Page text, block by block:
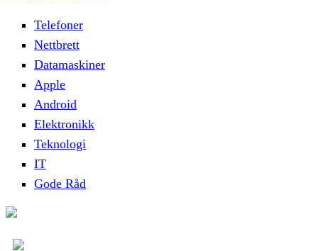
Telefoner
Nettbrett
Datamaskiner
Apple
Android
Elektronikk
Teknologi
IT
Gode Råd